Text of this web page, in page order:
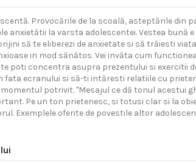
Provocările de la scoală, asteptările din
anxietătii la varsta adolescentei. Vestea bună
să te eliberezi de anxietate si să trăiesti
in mod sănătos. Vei invăta cum
poti concentra asupra prezentului si exercitii
ecranului si să-ti intăresti relatiile cu
potrivit. "Mesajul ce dă tonul acestui
Pe un ton prietenesc, si totusi clar si la
Exemplele oferite de povestile altor